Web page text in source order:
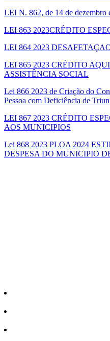
LEI N. 862, de 14 de dezembro
LEI 863 2023CRÉDITO
LEI 864 2023
LEI 865 2023 CRÉDITO
ASSISTÊNCIA SOCIAL
Lei 866 2023 de Criação do
Pessoa com Deficiência de
LEI 867 2023 CRÉDITO
AOS MUNICIPIOS
Lei 868 2023 PLOA 2024
DESPESA DO MUNICIPIO